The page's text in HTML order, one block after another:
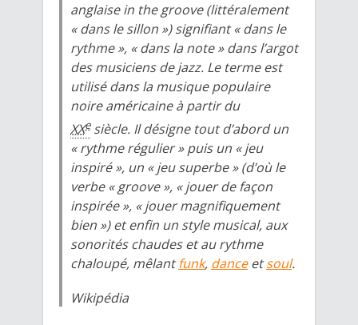
anglaisein the groove(littéralement
« dans le sillon ») signifiant « dans le
rythme », « dans la note » dans l’argot
des musiciens de jazz. Le terme est
utilisé dans la musique populaire
noire américaine à partir du
XXesiècle. Il désigne tout d’abord un
« rythme régulier » puis un « jeu
inspiré », un « jeu superbe » (d’où le
verbe «groove», « jouer de façon
inspirée », « jouer magnifiquement
bien ») et enfin un style musical, aux
sonorités chaudes et au rythme
chaloupé, mêlantfunk, danceetsoul.
Wikipédia